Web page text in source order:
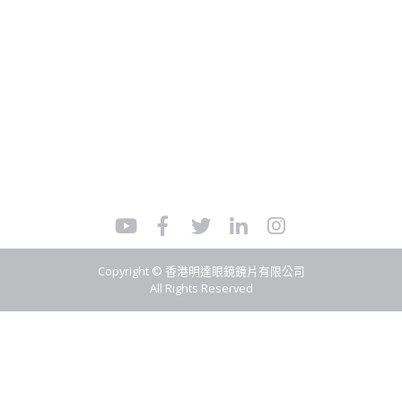
Copyright © 香港明達眼鏡鏡片有限公司
All Rights Reserved